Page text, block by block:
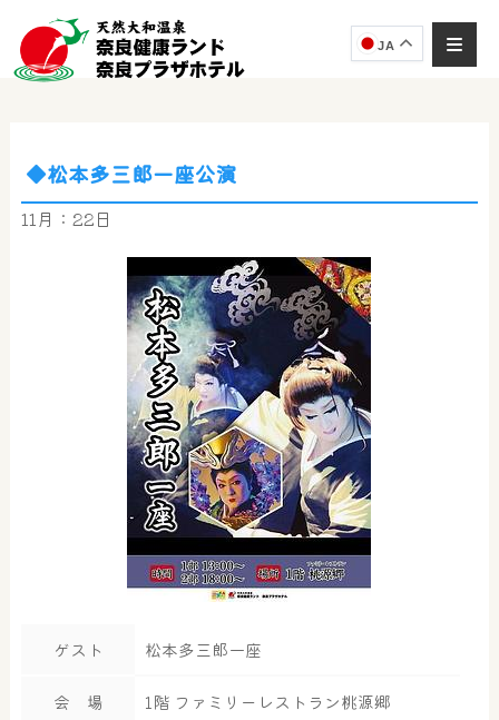
JA
◆松本多三郎一座公演
11月：22日
ゲスト 松本多三郎一座
会 場 1階 ファミリーレストラン桃源郷
奈良健康ランド AIコンシェルジュです。
ご質問をお伺いします。